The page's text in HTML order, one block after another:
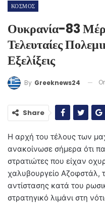
ΚΟΣΜΟΣ
Ουκρανία-83
Τελευταίες
Εξελίξεις
By Greeknews24
Share
Η αρχή του τέλους των
ανακοίνωσε σήμερα ότι
στρατιώτες που είχαν
χαλυβουργείο Αζοφστάλ,
αντίστασης κατά του
στρατηγικό λιμάνι στη